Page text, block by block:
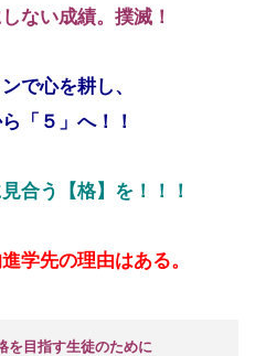
ない成績。撲滅！
で心を耕し、
「５」へ！！
合う 【格】を！！！
学先の理由はある。
を目指す生徒のために